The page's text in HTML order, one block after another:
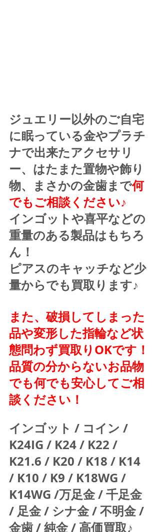
ジュエリー以外のご自宅
に眠っている金やプラチ
ナで出来たアクセサリ
ー、はたまた置物や飾り
物、まさかの金歯まで何
でもご相談ください♪
インゴットや喜平などの
重量のある製品はもちろ
ん！
ピアスのキャッチなど少
量からでも買取ります♪
また、破損してしまった
品や変形した指輪など状
態問わず買取りOKです！
品質の分からないお品物
でも何でも安心してご相
談ください！
インゴット / コイン /
K24IG / K24 / K22 /
K21.6 / K20 / K18 / K14
/ K10 / K9 / K18WG /
K14WG /万足金 / 千足金
/ 足金 / シナ金 / 不明金 /
金歯 / 純金 / 高価買取♪